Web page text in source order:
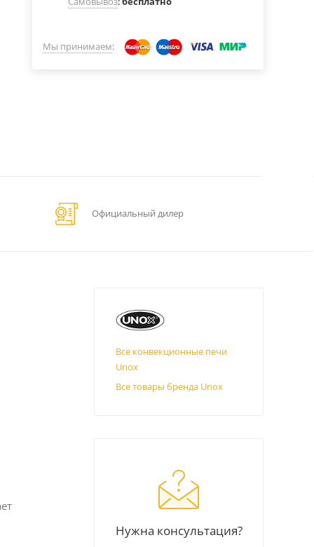
Мы принимаем:
Официальный дилер
Все конвекционные печи
Unox
Все товары бренда Unox
Нужна консультация?